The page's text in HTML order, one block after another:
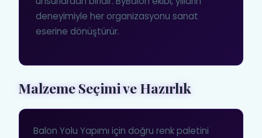
deneyimiyle her organizasyonu sanat
eserine dönüştürür.
Malzeme Seçimi ve Hazırlık
Balon Yolu Yapımı için doğru renk paletini